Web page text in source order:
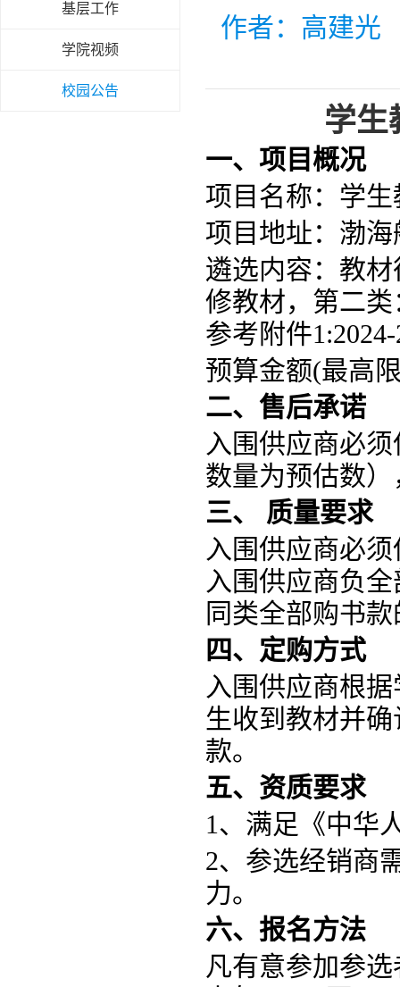
基层工作
学院视频
校园公告
作者：高建
学生
一、项目概况
项目名称： 学生
项目地址：渤
遴选内容： 教
修教材，第二
参考附件
预算金额(最高
二、售后承诺
入围供应商必须
数量为预估数
三、
质量要求
入围供应商必须
入围供应商负
同类全部购书
四、定购方式
入围供应商根
生收到教材并
款。
五、资质要求
1、满足《中华
2、 参选经销商
力。
六、报名方法
凡有意参加参